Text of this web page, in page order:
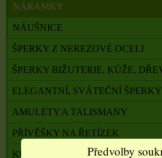
NÁRAMKY
NÁUŠNICE
ŠPERKY Z NEREZOVÉ OCELI
ŠPERKY BIŽUTERIE, KŮŽE,
ELEGANTNÍ, SVÁTEČNÍ ŠPERKY
AMULETY A TALISMANY
PŘÍVĚŠKY NA ŘETÍZEK
KŮŽE, ŘETÍZKY NA ŠPERKY
Předvolby